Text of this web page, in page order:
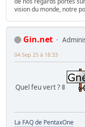
vision du monde, notre
Gin.net
04 Sep 25 à 18:33
Quel feu vert ? 🚦
La FAQ de PentaxOne